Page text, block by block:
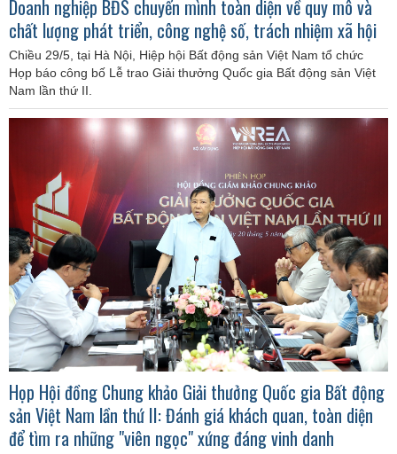
Doanh nghiệp BĐS chuyển mình toàn diện về quy mô và
chất lượng phát triển, công nghệ số, trách nhiệm xã hội
Chiều 29/5, tại Hà Nội, Hiệp hội Bất động sản Việt Nam tổ chức
Họp báo công bố Lễ trao Giải thưởng Quốc gia Bất động sản Việt
Nam lần thứ II.
Họp Hội đồng Chung khảo Giải thưởng Quốc gia Bất động
sản Việt Nam lần thứ II: Đánh giá khách quan, toàn diện
để tìm ra những "viên ngọc" xứng đáng vinh danh